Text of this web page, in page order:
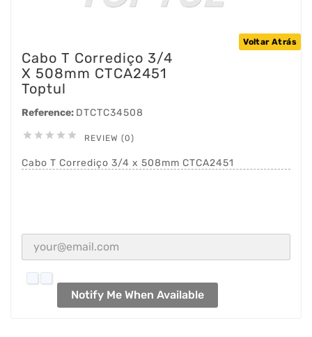
Voltar Atrás
Cabo T Corrediço 3/4
X 508mm CTCA2451
Toptul
Reference: DTCTC34508
     REVIEW (0)
Cabo T Corrediço 3/4 x 508mm CTCA2451
Notify Me When Available